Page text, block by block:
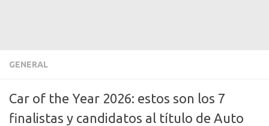
GENERAL
Car of the Year 2026: estos son los 7
finalistas y candidatos al título de Auto